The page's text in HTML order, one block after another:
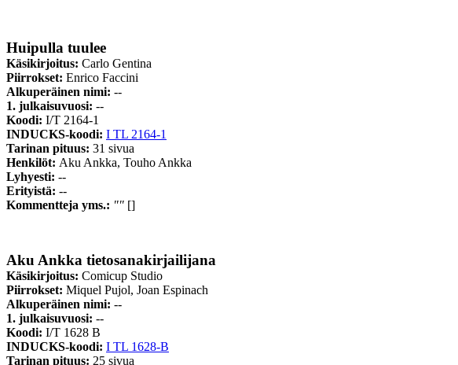
Huipulla tuulee
Käsikirjoitus: Carlo Gentina
Piirrokset: Enrico Faccini
Alkuperäinen nimi: --
1. julkaisuvuosi: --
Koodi: I/T 2164-1
INDUCKS-koodi: I TL 2164-1
Tarinan pituus: 31 sivua
Henkilöt: Aku Ankka, Touho Ankka
Lyhyesti: --
Erityistä: --
Kommentteja yms.: "" []
Aku Ankka tietosanakirjailijana
Käsikirjoitus: Comicup Studio
Piirrokset: Miquel Pujol, Joan Espinach
Alkuperäinen nimi: --
1. julkaisuvuosi: --
Koodi: I/T 1628 B
INDUCKS-koodi: I TL 1628-B
Tarinan pituus: 25 sivua